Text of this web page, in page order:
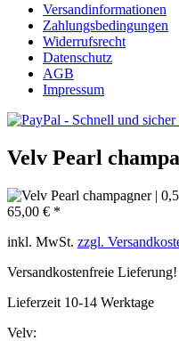
Versandinformationen
Zahlungsbedingungen
Widerrufsrecht
Datenschutz
AGB
Impressum
Velv Pearl
65,00 € *
inkl. MwSt. zzgl.
Versandkostenfreie Lieferung!
Lieferzeit 10-14 Werktage
Velv: